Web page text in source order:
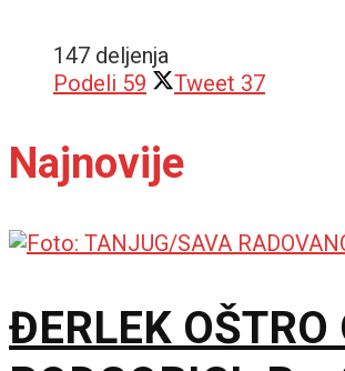
147 deljenja
Podeli 59 Tweet 37
Najnovije
ĐERLEK OŠTRO